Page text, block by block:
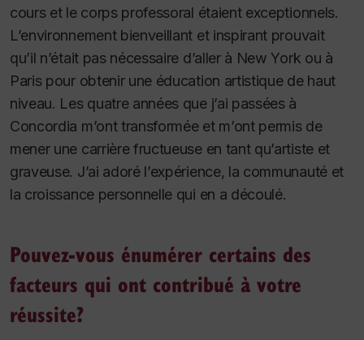
cours et le corps professoral étaient exceptionnels.
L’environnement bienveillant et inspirant prouvait
qu’il n’était pas nécessaire d’aller à New York ou à
Paris pour obtenir une éducation artistique de haut
niveau. Les quatre années que j’ai passées à
Concordia m’ont transformée et m’ont permis de
mener une carrière fructueuse en tant qu’artiste et
graveuse. J’ai adoré l’expérience, la communauté et
la croissance personnelle qui en a découlé.
Pouvez-vous énumérer certains des
facteurs qui ont contribué à votre
réussite?